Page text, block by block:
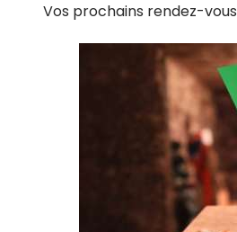
Vos prochains rendez-vous